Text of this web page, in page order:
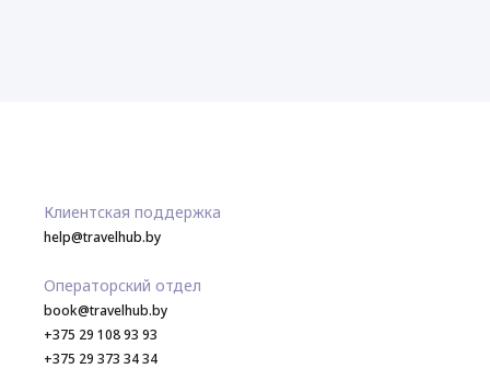
Клиентская поддержка
help@travelhub.by
Операторский отдел
book@travelhub.by
+375 29 108 93 93
+375 29 373 34 34